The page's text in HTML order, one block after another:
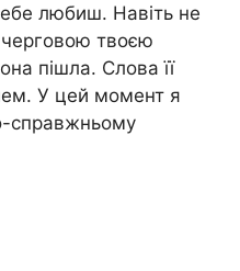
любиш. Навіть не
твоєю
пішла. Слова її
У цей момент я
справжньому